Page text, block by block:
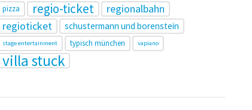
pizza regio-ticket
regionalbahn
regioticket
schustermann und borenstein
stage entertainment typisch münchen vapiano
villa stuck